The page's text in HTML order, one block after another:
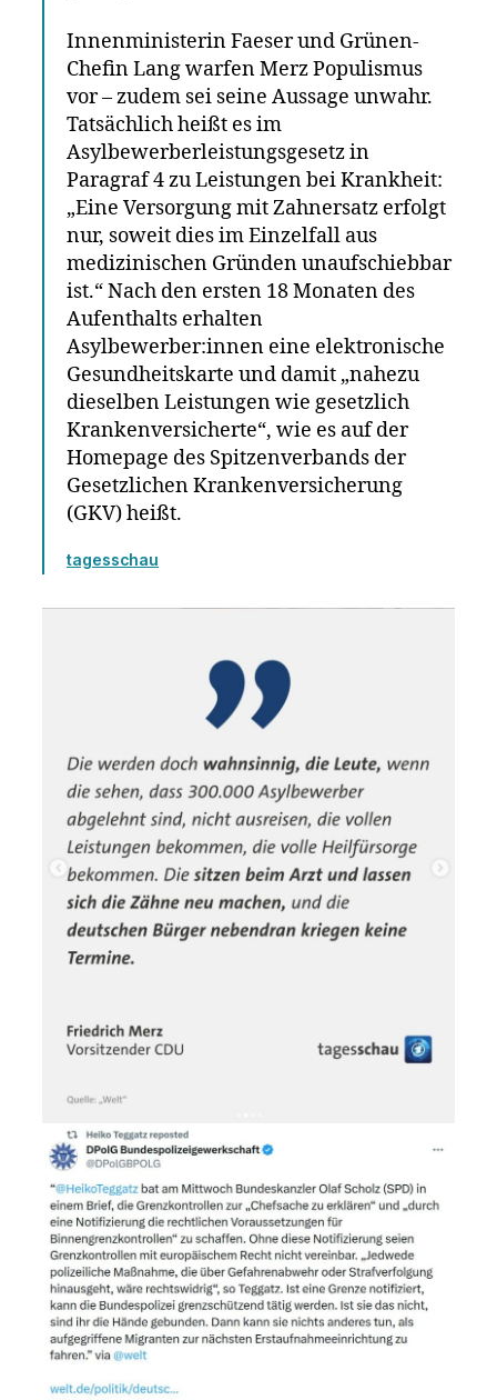
Innenministerin Faeser und Grünen-
Chefin Lang warfen Merz Populismus
vor – zudem sei seine Aussage unwahr.
Tatsächlich heißt es im
Asylbewerberleistungsgesetz in
Paragraf 4 zu Leistungen bei Krankheit:
„Eine Versorgung mit Zahnersatz erfolgt
nur, soweit dies im Einzelfall aus
medizinischen Gründen unaufschiebbar
ist.“ Nach den ersten 18 Monaten des
Aufenthalts erhalten
Asylbewerber:innen eine elektronische
Gesundheitskarte und damit „nahezu
dieselben Leistungen wie gesetzlich
Krankenversicherte“, wie es auf der
Homepage des Spitzenverbands der
Gesetzlichen Krankenversicherung
(GKV) heißt.
tagesschau